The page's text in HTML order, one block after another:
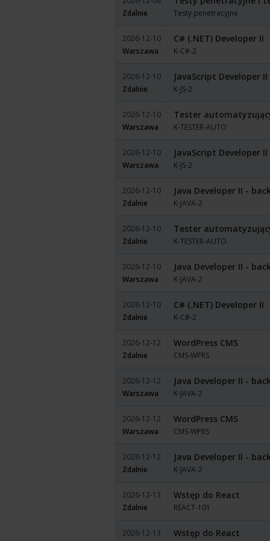
Zdalnie
Testy penetracyjne
2026-12-10
Warszawa
C# (.NET) Developer II
K-C#-2
2026-12-10
Zdalnie
JavaScript Developer II
K-JS-2
2026-12-10
Warszawa
Tester
K-TESTER-AUTO
2026-12-10
Warszawa
JavaScript Developer II
K-JS-2
2026-12-10
Zdalnie
Java Developer II -
K-JAVA-2
2026-12-10
Zdalnie
Tester
K-TESTER-AUTO
2026-12-10
Warszawa
Java Developer II -
K-JAVA-2
2026-12-10
Zdalnie
C# (.NET) Developer II
K-C#-2
2026-12-12
Zdalnie
WordPress CMS
CMS-WPRS
2026-12-12
Warszawa
Java Developer II -
K-JAVA-2
2026-12-12
Warszawa
WordPress CMS
CMS-WPRS
2026-12-12
Zdalnie
Java Developer II -
K-JAVA-2
2026-12-13
Zdalnie
Wstęp do React
REACT-101
2026-12-13
Wstęp do React